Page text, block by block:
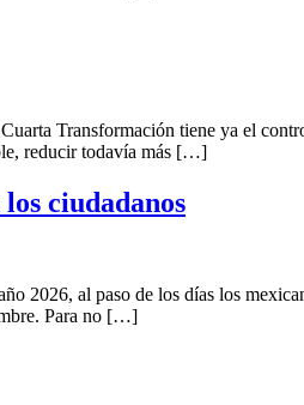
Transformación tiene ya el
reducir todavía más […]
ciudadanos
al paso de los días los
Para no […]